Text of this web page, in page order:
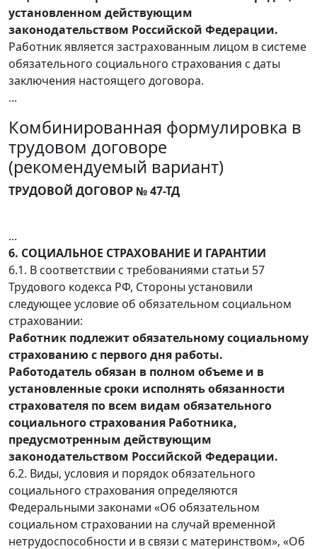
установленном действующим
законодательством Российской Федерации.
Работник является застрахованным лицом в системе
обязательного социального страхования с даты
заключения настоящего договора.
...
Комбинированная формулировка в
трудовом договоре
(рекомендуемый вариант)
ТРУДОВОЙ ДОГОВОР № 47-ТД
...
6. СОЦИАЛЬНОЕ СТРАХОВАНИЕ И ГАРАНТИИ
6.1. В соответствии с требованиями статьи 57
Трудового кодекса РФ, Стороны установили
следующее условие об обязательном социальном
страховании:
Работник подлежит обязательному социальному
страхованию с первого дня работы.
Работодатель обязан в полном объеме и в
установленные сроки исполнять обязанности
страхователя по всем видам обязательного
социального страхования Работника,
предусмотренным действующим
законодательством Российской Федерации.
6.2. Виды, условия и порядок обязательного
социального страхования определяются
Федеральными законами «Об обязательном
социальном страховании на случай временной
нетрудоспособности и в связи с материнством», «Об